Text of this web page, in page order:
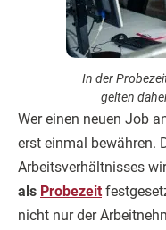
In der
gelten
Wer einen neuen Job
erst einmal bewähren.
Arbeitsverhältnisses
als Probezeit
nicht nur der